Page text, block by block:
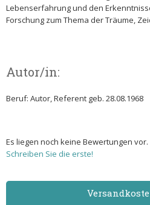
Lebenserfahrung und den
Forschung zum Thema der Träume,
Autor/in:
Beruf: Autor, Referent geb. 28.08.1968
Es liegen noch keine Bewertungen vor.
Schreiben Sie die erste!